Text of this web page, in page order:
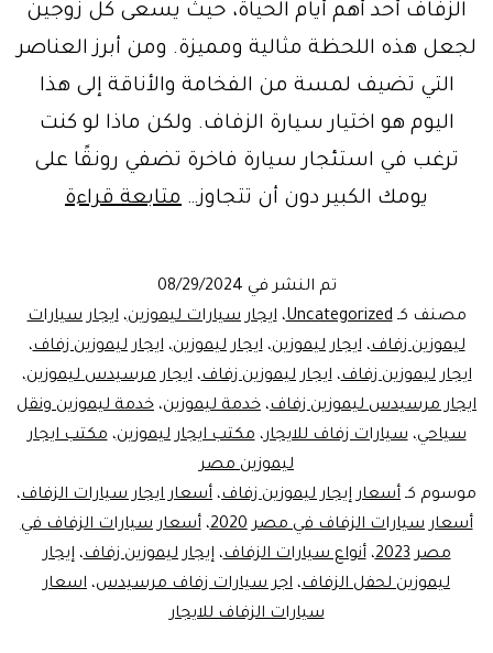
الزفاف أحد أهم أيام الحياة، حيث يسعى كل زوجين
لجعل هذه اللحظة مثالية ومميزة. ومن أبرز العناصر
التي تضيف لمسة من الفخامة والأناقة إلى هذا
اليوم هو اختيار سيارة الزفاف. ولكن ماذا لو كنت
ترغب في استئجار سيارة فاخرة تضفي رونقًا على
يومك الكبير دون أن تتجاوز… متابعة قراءةايجار
:احتفل
بزفافك
باناقه
تم النشر في 08/29/2024
مصنف كـUncategorized،ايجار سيارات ليموزين،ايجار سيارات
ليموزين زفاف،ايجار ليموزين،ايجار ليموزين،ايجار ليموزين زفاف،
ايجار ليموزين زفاف،ايجار ليموزين زفاف،ايجار مرسيدس ليموزين،
ايجار مرسيدس ليموزين زفاف، خدمة ليموزين، خدمة ليموزين ونقل
سياحي،سيارات زفاف للايجار،مكتب ايجار ليموزين،مكتب ايجار
ليموزين مصر
موسوم كـ أسعار إيجار ليموزين زفاف، أسعار ايجار سيارات الزفاف،
أسعار سيارات الزفاف في مصر 2020
،أسعار سيارات الزفاف في
مصر 2023
،أنواع سيارات الزفاف،إيجار ليموزين زفاف،إيجار
ليموزين لحفل الزفاف، اجر سيارات زفاف مرسيدس، اسعار
سيارات الزفاف للايجار